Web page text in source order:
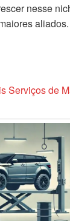
nesse
aliados.
Serviços de